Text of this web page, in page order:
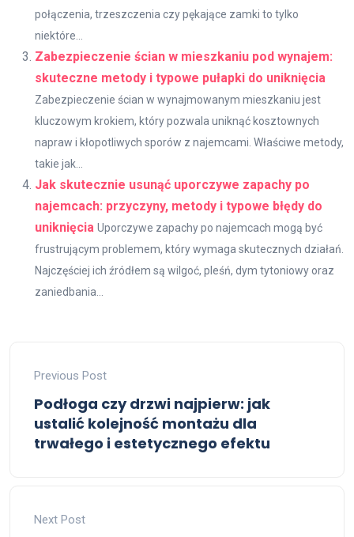
połączenia, trzeszczenia czy pękające zamki to tylko
niektóre...
Zabezpieczenie ścian w mieszkaniu pod wynajem:
skuteczne metody i typowe pułapki do uniknięcia
Zabezpieczenie ścian w wynajmowanym mieszkaniu jest
kluczowym krokiem, który pozwala uniknąć kosztownych
napraw i kłopotliwych sporów z najemcami. Właściwe metody,
takie jak...
Jak skutecznie usunąć uporczywe zapachy po
najemcach: przyczyny, metody i typowe błędy do
uniknięcia Uporczywe zapachy po najemcach mogą być
frustrującym problemem, który wymaga skutecznych działań.
Najczęściej ich źródłem są wilgoć, pleśń, dym tytoniowy oraz
zaniedbania...
Previous Post
Podłoga czy drzwi najpierw: jak
ustalić kolejność montażu dla
trwałego i estetycznego efektu
Next Post